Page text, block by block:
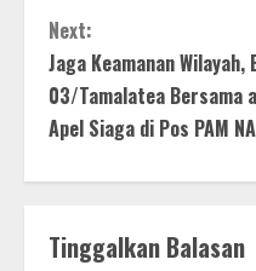
n
t
i
n
u
Next:
Jaga Keamanan
03/Tamalatea Bersama
Apel Siaga di Pos PAM
Tinggalkan Balasan